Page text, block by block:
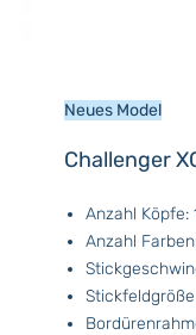
Neues Model
Challenger
Anzahl Köpfe:
Anzahl